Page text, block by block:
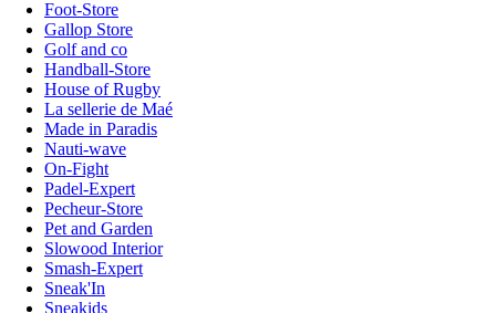
Foot-Store
Gallop Store
Golf and co
Handball-Store
House of Rugby
La sellerie de Maé
Made in Paradis
Nauti-wave
On-Fight
Padel-Expert
Pecheur-Store
Pet and Garden
Slowood Interior
Smash-Expert
Sneak'In
Sneakids